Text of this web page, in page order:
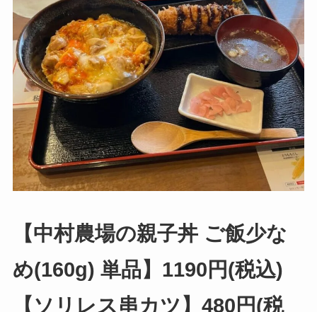
【中村農場の親子丼 ご飯少な
め(160g) 単品】1190円(税込)
【ソリレス串カツ】480円(税